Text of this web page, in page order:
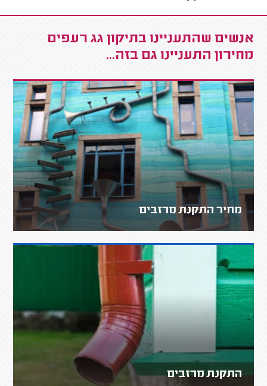
אנשים שהתעניינו בתיקון גג רעפים
מחירון התעניינו גם בזה...
מחיר התקנת מרזבים
התקנת מרזבים